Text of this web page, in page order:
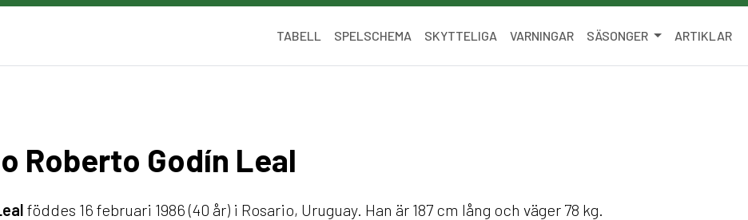
TABELL SPELSCHEMA SKYTTELIGA VARNINGAR SÄSONGER ARTIKLAR
Roberto Godín Leal
föddes 16 februari 1986 (40 år) i Rosario, Uruguay. Han är 187 cm lång och väger 78 kg.